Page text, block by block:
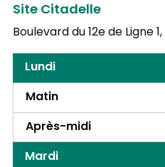
Site Citadelle
Boulevard du 12e de Ligne 1,
Lundi
Matin
Après-midi
Mardi